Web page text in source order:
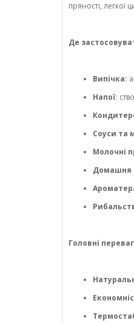
пряності, легкої
Де
Випічка:
Напої:
Соуси та
Молочні
Домашня
Головні